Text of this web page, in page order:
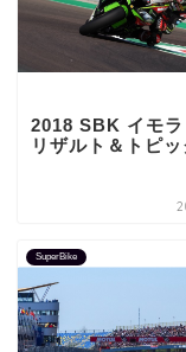
2018 SBK イモ
リザルト＆トピッ
SuperBike